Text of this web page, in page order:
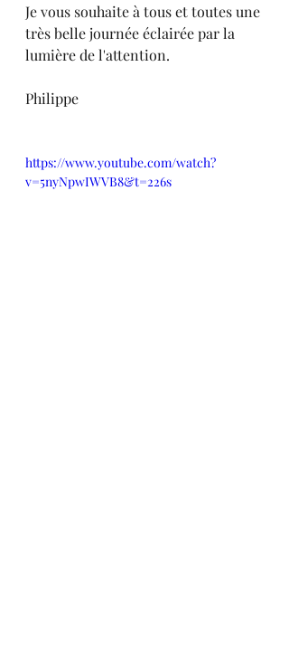
Je vous souhaite à tous et toutes une
très belle journée éclairée par la
lumière de l'attention.
Philippe
https://www.youtube.com/watch?
v=5nyNpwIWVB8&t=226s